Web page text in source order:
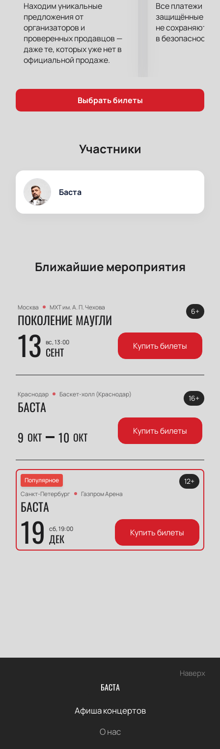
Находим уникальные
предложения от
организаторов и
проверенных продавцов —
даже те, которых уже нет в
официальной продаже.
Все платежи
защищённые
не сохраняются
в безопасности.
Выбрать билеты
Участники
Баста
Ближайшие мероприятия
Москва МХТ им. А. П. Чехова
ПОКОЛЕНИЕ МАУГЛИ
13 вс, 13:00
СЕНТ
6+
Купить билеты
Краснодар Баскет-холл (Краснодар)
БАСТА
9 ОКТ 10 ОКТ
16+
Купить билеты
Популярное
Санкт-Петербург
Газпром Арена
БАСТА
19 сб, 19:00
ДЕК
12+
Купить билеты
Наверх
БАСТА
Афиша концертов
О нас